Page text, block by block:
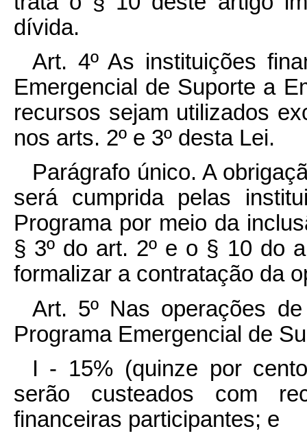
dívida.
Art. 4º As instituições
Emergencial de Suporte a
recursos sejam utilizados
nos arts. 2º e 3º desta Lei.
Parágrafo único. A
será cumprida pelas
Programa por meio da
§ 3º do art. 2º e o § 10 do
formalizar a contratação da
Art. 5º Nas operações
Programa Emergencial de
I - 15% (quinze por
serão custeados com
financeiras participantes; e